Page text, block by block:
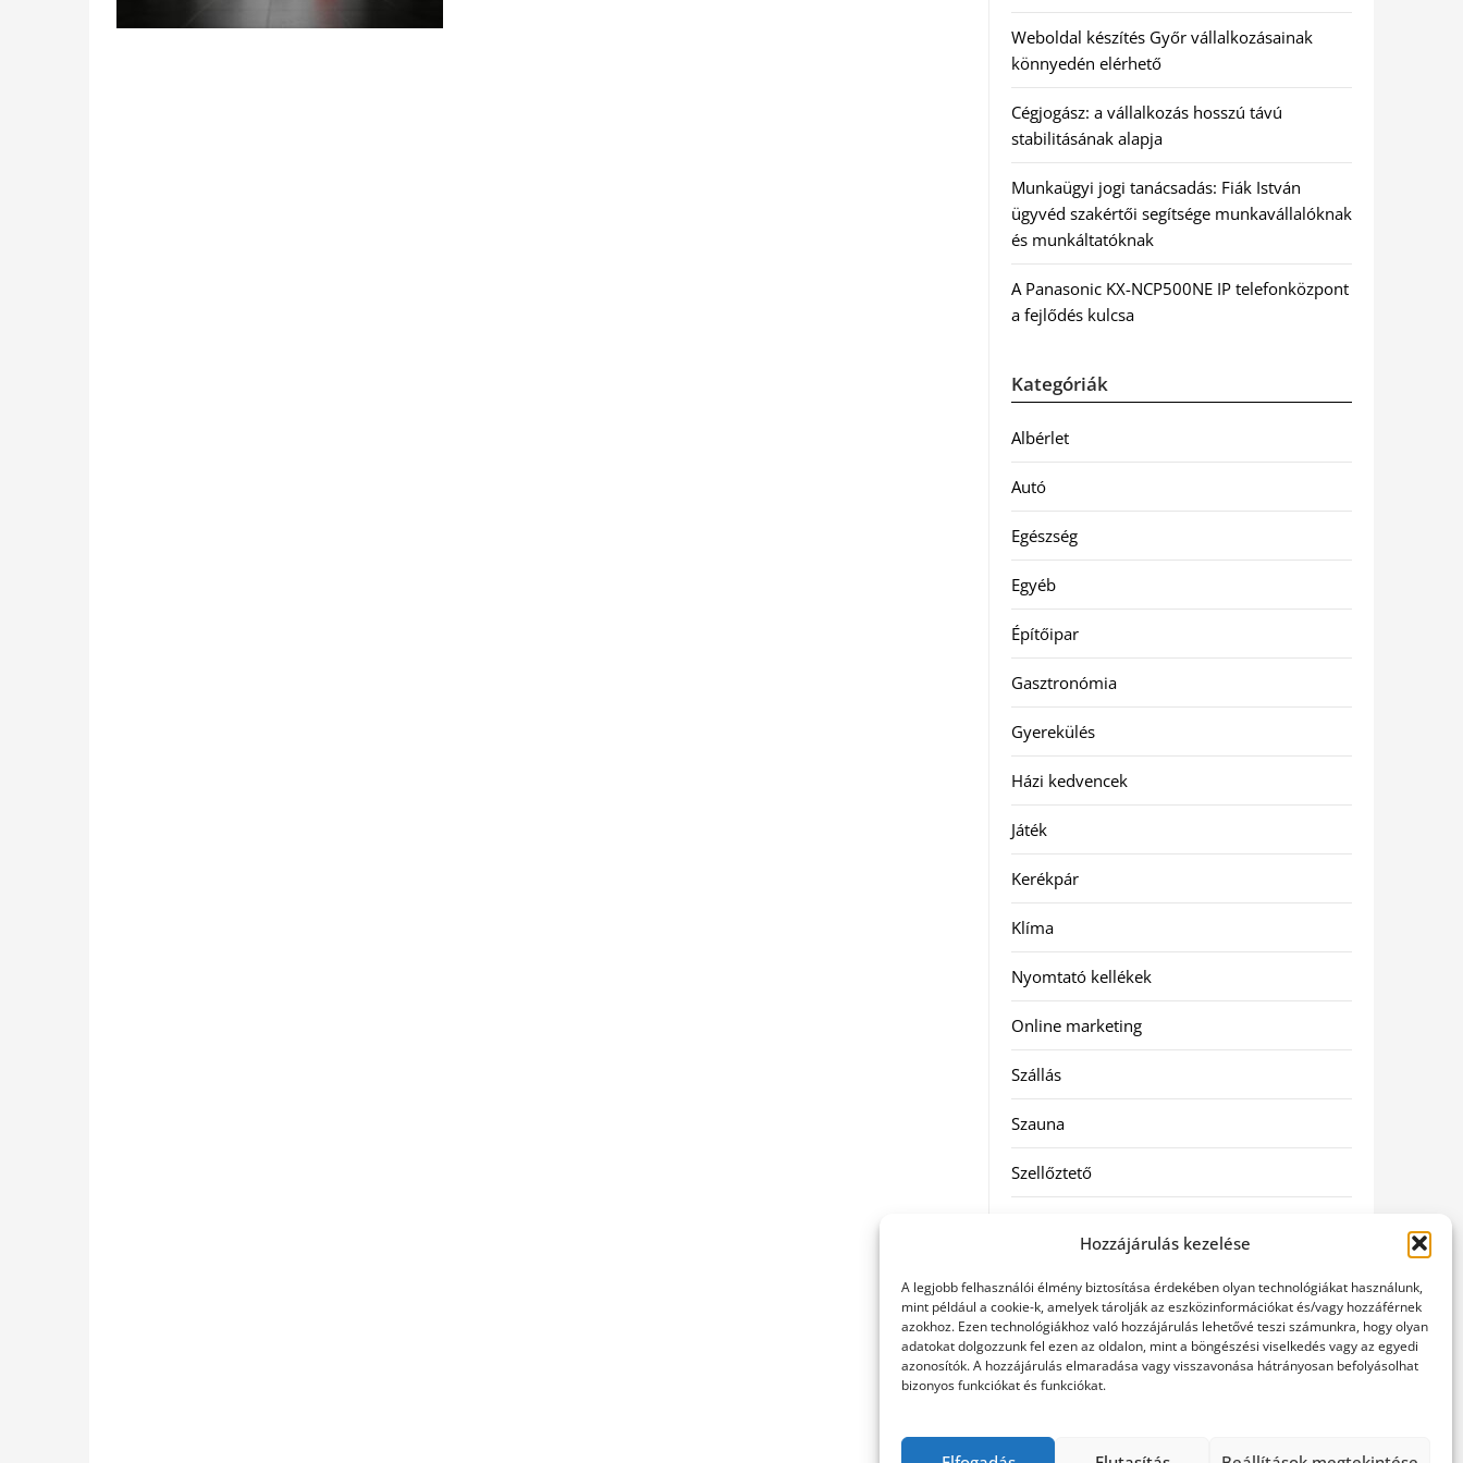
Hozzájárulás kezelése
A legjobb felhasználói élmény biztosítása érdekében olyan technológiákat használunk,
mint például a cookie-k, amelyek tárolják az eszközinformációkat és/vagy hozzáférnek
azokhoz. Ezen technológiákhoz való hozzájárulás lehetővé teszi számunkra, hogy olyan
adatokat dolgozzunk fel ezen az oldalon, mint a böngészési viselkedés vagy az egyedi
azonosítók. A hozzájárulás elmaradása vagy visszavonása hátrányosan befolyásolhat
bizonyos funkciókat és funkciókat.
Weboldal készítés Győr vállalkozásainak
könnyedén elérhető
Cégjogász: a vállalkozás hosszú távú
stabilitásának alapja
Munkaügyi jogi tanácsadás: Fiák István
ügyvéd szakértői segítsége munkavállalóknak
és munkáltatóknak
A Panasonic KX-NCP500NE IP telefonközpont
a fejlődés kulcsa
Kategóriák
Albérlet
Autó
Egészség
Egyéb
Építőipar
Gasztronómia
Gyerekülés
Házi kedvencek
Játék
Kerékpár
Klíma
Nyomtató kellékek
Online marketing
Szállás
Szauna
Szellőztető
Utazás
Vásárlás